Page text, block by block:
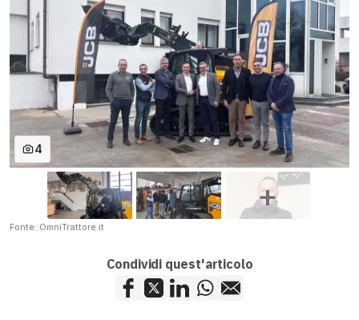
4
Fonte: OmniTrattore.it
Condividi quest'articolo